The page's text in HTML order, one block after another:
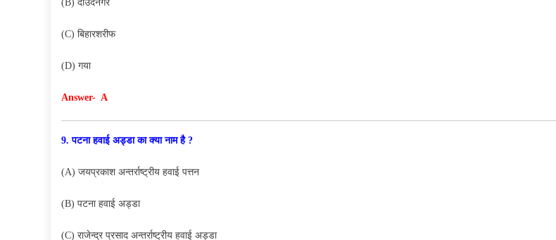
(B) दाउदनगर
(C) बिहारशरीफ
(D) गया
Answer- A
9. पटना हवाई अड्डा का क्या नाम है ?
(A) जयप्रकाश अन्तर्राष्ट्रीय हवाई पत्तन
(B) पटना हवाई अड्डा
(C) राजेन्द्र प्रसाद अन्तर्राष्ट्रीय हवाई अड्डा